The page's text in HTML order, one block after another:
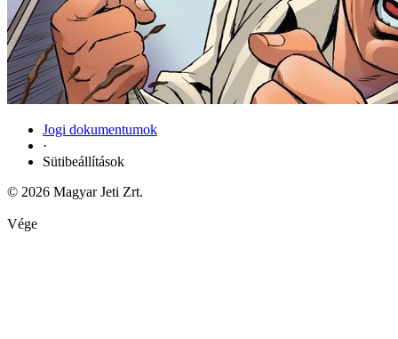
Jogi dokumentumok
·
Sütibeállítások
© 2026 Magyar Jeti Zrt.
Vége